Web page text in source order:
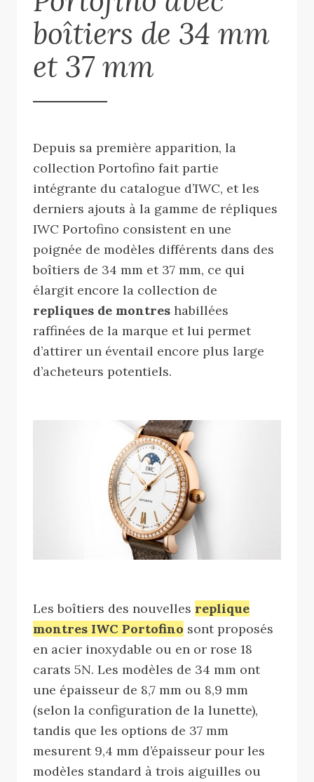
boîtiers de 34 mm
et 37 mm
Depuis sa première apparition, la
collection Portofino fait partie
intégrante du catalogue d’IWC, et les
derniers ajouts à la gamme de répliques
IWC Portofino consistent en une
poignée de modèles différents dans des
boîtiers de 34 mm et 37 mm, ce qui
élargit encore la collection de
repliques de montres habillées
raffinées de la marque et lui permet
d’attirer un éventail encore plus large
d’acheteurs potentiels.
Les boîtiers des nouvelles replique
montres IWC Portofino sont proposés
en acier inoxydable ou en or rose 18
carats 5N. Les modèles de 34 mm ont
une épaisseur de 8,7 mm ou 8,9 mm
(selon la configuration de la lunette),
tandis que les options de 37 mm
mesurent 9,4 mm d’épaisseur pour les
modèles standard à trois aiguilles ou